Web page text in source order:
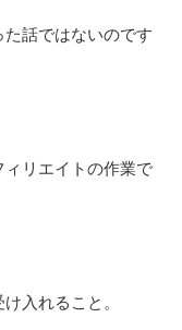
話ではないのです
ィリエイトの作業で
入れること。